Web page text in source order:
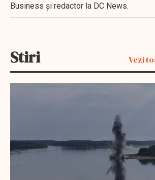
Business şi redactor la DC News.
Stiri Vezi